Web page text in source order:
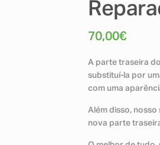
70,00€
A parte traseira
substituí-la por
com uma
Além disso,
nova parte